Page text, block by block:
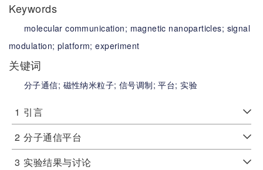
Keywords
molecular communication; magnetic nanoparticles; signal
modulation;platform;experiment
关键词
分子通信; 磁性纳米粒子; 信号调制;平台; 实验
1 引言
2 分子通信平台
3 实验结果与讨论